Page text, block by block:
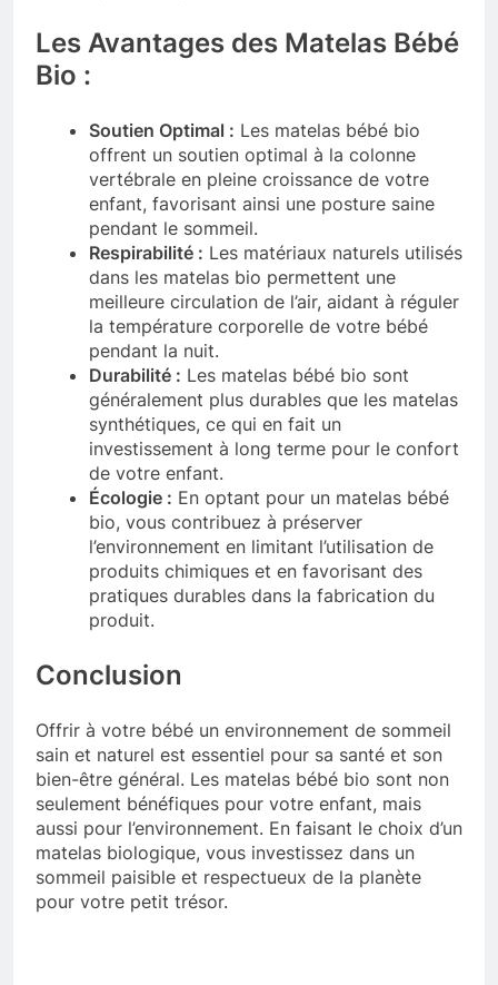
Les Avantages des Matelas Bébé
Bio :
Soutien Optimal : Les matelas bébé bio
offrent un soutien optimal à la colonne
vertébrale en pleine croissance de votre
enfant, favorisant ainsi une posture saine
pendant le sommeil.
Respirabilité : Les matériaux naturels utilisés
dans les matelas bio permettent une
meilleure circulation de l’air, aidant à réguler
la température corporelle de votre bébé
pendant la nuit.
Durabilité : Les matelas bébé bio sont
généralement plus durables que les matelas
synthétiques, ce qui en fait un
investissement à long terme pour le confort
de votre enfant.
Écologie : En optant pour un matelas bébé
bio, vous contribuez à préserver
l’environnement en limitant l’utilisation de
produits chimiques et en favorisant des
pratiques durables dans la fabrication du
produit.
Conclusion
Offrir à votre bébé un environnement de sommeil
sain et naturel est essentiel pour sa santé et son
bien-être général. Les matelas bébé bio sont non
seulement bénéfiques pour votre enfant, mais
aussi pour l’environnement. En faisant le choix d’un
matelas biologique, vous investissez dans un
sommeil paisible et respectueux de la planète
pour votre petit trésor.